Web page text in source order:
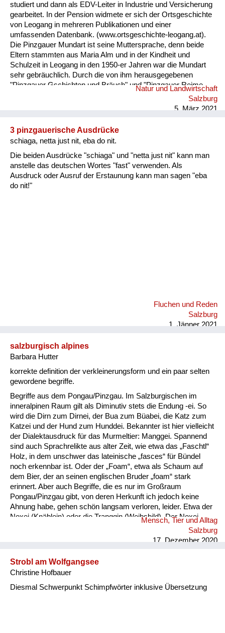
studiert und dann als EDV-Leiter in Industrie und Versicherung
gearbeitet. In der Pension widmete er sich der Ortsgeschichte
von Leogang in mehreren Publikationen und einer
umfassenden Datenbank. (www.ortsgeschichte-leogang.at).
Die Pinzgauer Mundart ist seine Muttersprache, denn beide
Eltern stammten aus Maria Alm und in der Kindheit und
Schulzeit in Leogang in den 1950-er Jahren war die Mundart
sehr gebräuchlich. Durch die von ihm herausgegebenen
"Pinzgauer Gschichten und Bräuch" und "Pinzgauer Reime,
Sprüche und Kuchltips" der Maria Almer Mundartdichterin
Gretl Widauer (1999) wurde sein Interesse an dieser Sprache
erarbeitet. ...
Natur und Landwirtschaft
Salzburg
5. März 2021
3 pinzgauerische Ausdrücke
schiaga, netta just nit, eba do nit.
Die beiden Ausdrücke "schiaga" und "netta just nit" kann man
anstelle das deutschen Wortes "fast" verwenden. Als
Ausdruck oder Ausruf der Erstaunung kann man sagen "eba
do nit!"
Fluchen und Reden
Salzburg
1. Jänner 2021
salzburgisch alpines
Barbara Hutter
korrekte definition der verkleinerungsform und ein paar selten
gewordene begriffe.
Begriffe aus dem Pongau/Pinzgau. Im Salzburgischen im
inneralpinen Raum gilt als Diminutiv stets die Endung -ei. So
wird die Dirn zum Dirnei, der Bua zum Büabei, die Katz zum
Katzei und der Hund zum Hunddei. Bekannter ist hier vielleicht
der Dialektausdruck für das Murmeltier: Manggei. Spannend
sind auch Sprachrelikte aus alter Zeit, wie etwa das „Faschtl“
Holz, in dem unschwer das lateinische „fasces“ für Bündel
noch erkennbar ist. Oder der „Foam“, etwa als Schaum auf
dem Bier, der an seinen englischen Bruder „foam“ stark
erinnert. Aber auch Begriffe, die es nur im Großraum
Pongau/Pinzgau gibt, von deren Herkunft ich jedoch keine
Ahnung habe, gehen schön langsam verloren, leider. Etwa der
Noxei (Knäblein) oder die Tranggin (Weibsbild). Der Noxei
kann dabei „kasig“ sein, also herzig, die Tranggin durchaus
Mensch, Tier und Alltag
Salzburg
17. Dezember 2020
Strobl am Wolfgangsee
Christine Hofbauer
Diesmal Schwerpunkt Schimpfwörter inklusive Übersetzung